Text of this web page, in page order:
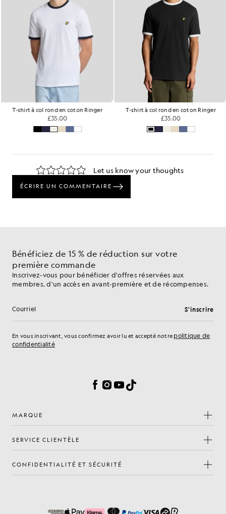
T-shirt à col rond en coton Ringer
£35.00
T-shirt à col rond en coton Ringer
£35.00
Bénéficiez de 15 % de réduction sur votre
première commande
Inscrivez-vous pour bénéficier d'offres réservées aux
membres, d'un accès en avant-première et de récompenses.
Adresse e-mail S'inscrire
En vous inscrivant, vous confirmez avoir lu et accepté notre politique de
confidentialité
Facebook
Instagram
YouTube
TikTok
MARQUE
SERVICE CLIENTÈLE
CONFIDENTIALITÉ ET SÉCURITÉ